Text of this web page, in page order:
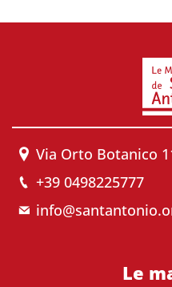
Via Orto Botanico
+39 0498225777
Le